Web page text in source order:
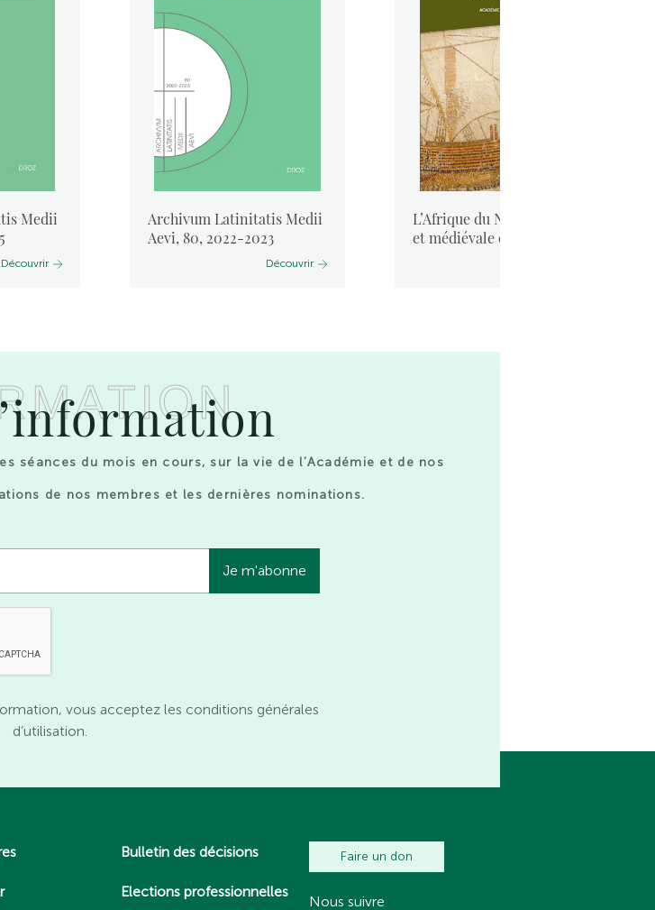
Medii
Découvrir
Archivum Latinitatis Medii
Aevi, 80, 2022-2023
Découvrir
L’Afrique du Nord antique
et médiévale et la mer. ...
séances du mois en cours, sur la vie de l’Académie et de nos
de nos membres et les dernières nominations.
vous acceptez les conditions générales
d’utilisation.
Bulletin des décisions
Elections professionnelles
Faire un don
Nous suivre